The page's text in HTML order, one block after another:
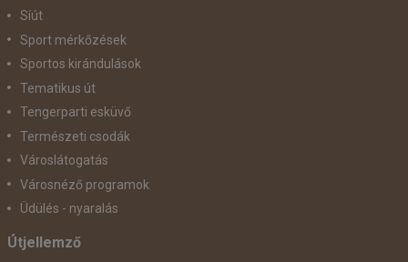
Síút
Sport mérkőzések
Sportos kirándulások
Tematikus út
Tengerparti esküvő
Természeti csodák
Városlátogatás
Városnéző programok
Üdülés - nyaralás
Útjellemző